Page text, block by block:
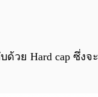
ด้วย Hard cap ซึ่